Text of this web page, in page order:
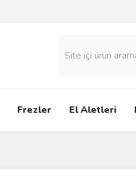
Frezler El Aletleri